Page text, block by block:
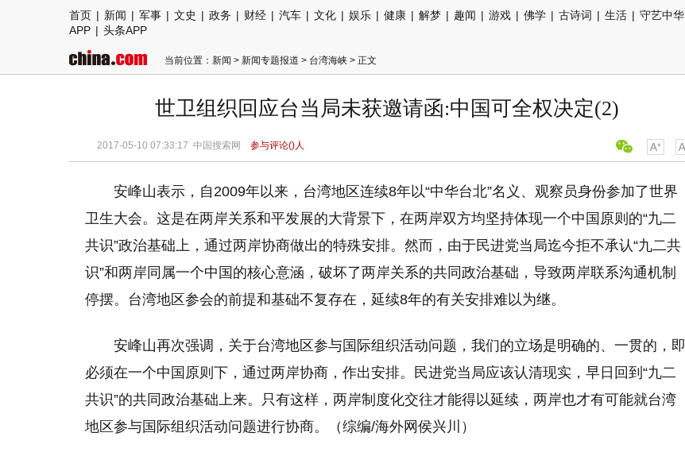
首页 | 新闻 | 军事 | 文史 | 政务 | 财经 | 汽车 | 文化 | 娱乐 | 健康 | 解梦 | 趣闻 | 游戏 | 佛学 | 古诗词 | 生活 | 守艺中华
APP | 头条APP
当前位置： 新闻 > 新闻专题报道 > 台湾海峡 > 正文
世卫组织回应台当局未获邀请函:中国可全权决定(2)
2017-05-10 07:33:17 中国搜索网 参与评论()人
安峰山表示，自2009年以来，台湾地区连续8年以“中华台北”名义、观察员身份参加了世界
卫生大会。这是在两岸关系和平发展的大背景下，在两岸双方均坚持体现一个中国原则的“九二
共识”政治基础上，通过两岸协商做出的特殊安排。然而，由于民进党当局迄今拒不承认“九二共
识”和两岸同属一个中国的核心意涵，破坏了两岸关系的共同政治基础，导致两岸联系沟通机制
停摆。台湾地区参会的前提和基础不复存在，延续8年的有关安排难以为继。
安峰山再次强调，关于台湾地区参与国际组织活动问题，我们的立场是明确的、一贯的，即
必须在一个中国原则下，通过两岸协商，作出安排。民进党当局应该认清现实，早日回到“九二
共识”的共同政治基础上来。只有这样，两岸制度化交往才能得以延续，两岸也才有可能就台湾
地区参与国际组织活动问题进行协商。（综编/海外网侯兴川）